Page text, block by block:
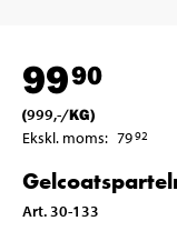
9990
(999,-/KG)
Ekskl. moms: 7992
Art. 30-133